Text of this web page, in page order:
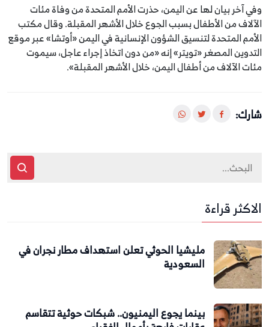
وفي آخر بيان لها عن اليمن، حذرت الأمم المتحدة من وفاة مئات
الآلاف من الأطفال بسبب الجوع خلال الأشهر المقبلة. وقال مكتب
الأمم المتحدة لتنسيق الشؤون الإنسانية في اليمن «أوتشا» عبر موقع
التدوين المصغر «تويتر» إنه «من دون اتخاذ إجراء عاجل، سيموت
مئات الآلاف من أطفال اليمن، خلال الأشهر المقبلة».
شارك:
الاكثر قراءة
مليشيا الحوثي تعلن استهداف مطار نجران في
السعودية
بينما يجوع اليمنيون.. شبكات حوثية تتقاسم